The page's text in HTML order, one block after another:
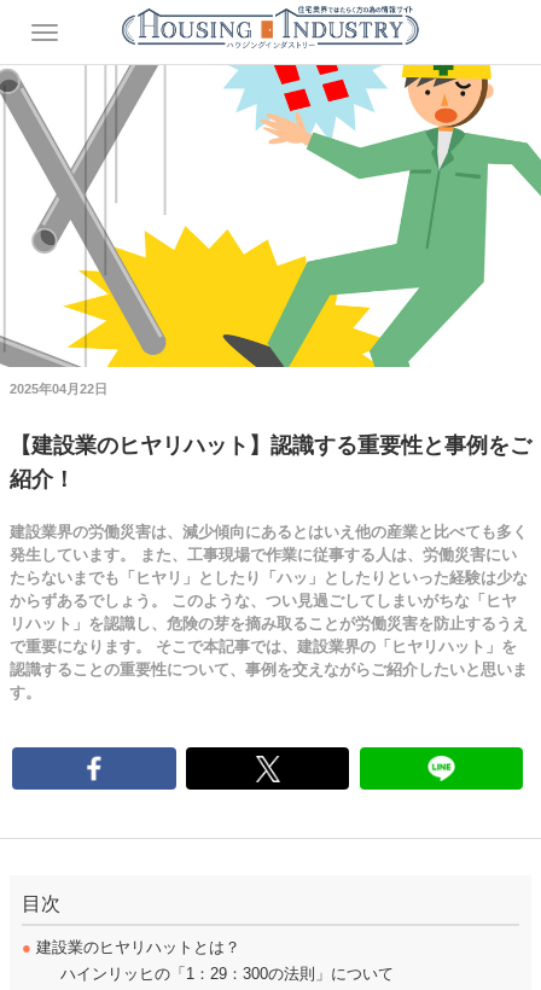
2025年04月22日
【建設業のヒヤリハット】認識する重要性と事例をご
紹介！
建設業界の労働災害は、減少傾向にあるとはいえ他の産業と比べても多く
発生しています。 また、工事現場で作業に従事する人は、労働災害にい
たらないまでも「ヒヤリ」としたり「ハッ」としたりといった経験は少な
からずあるでしょう。 このような、つい見過ごしてしまいがちな「ヒヤ
リハット」を認識し、危険の芽を摘み取ることが労働災害を防止するうえ
で重要になります。 そこで本記事では、建設業界の「ヒヤリハット」を
認識することの重要性について、事例を交えながらご紹介したいと思いま
す。
目次
● 建設業のヒヤリハットとは？
ハインリッヒの「1：29：300の法則」について